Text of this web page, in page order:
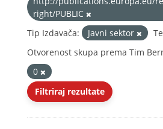
right/PUBLIC
Tip Izdavača:
Javni sektor
Otvorenost skupa prema Tim
0
Filtriraj rezultate